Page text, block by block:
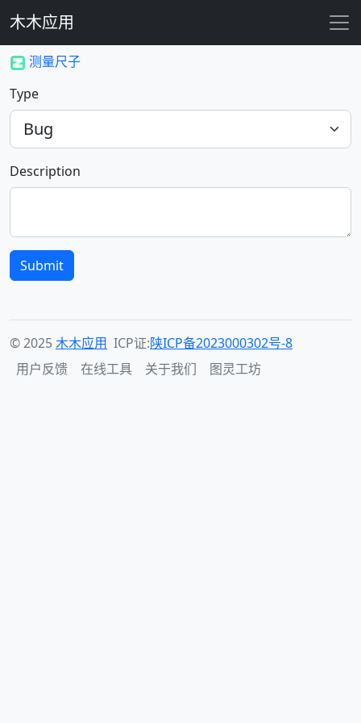
木木应用
测量尺子
Type
Description
Submit
© 2025木木应用 ICP证:陕ICP备2023000302号-8
用户反馈
在线工具 关于我们 图灵工坊